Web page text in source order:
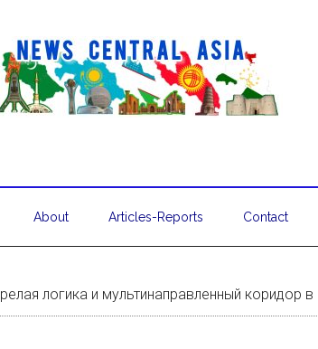
About Articles-Reports Contact
логика и мультинаправленный коридор